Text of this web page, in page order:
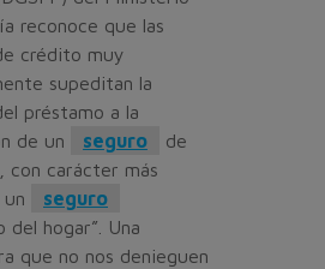
reconoce que las
crédito muy
supeditan la
préstamo a la
de un
seguro
de
con carácter más
seguro
del hogar”. Una
que no nos denieguen